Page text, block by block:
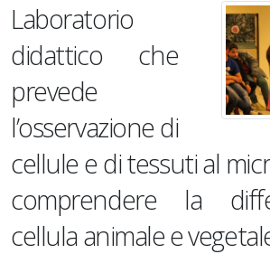
Laboratorio
didattico che
prevede
l’osservazione di
cellule e di tessuti al
comprendere la
cellula animale e